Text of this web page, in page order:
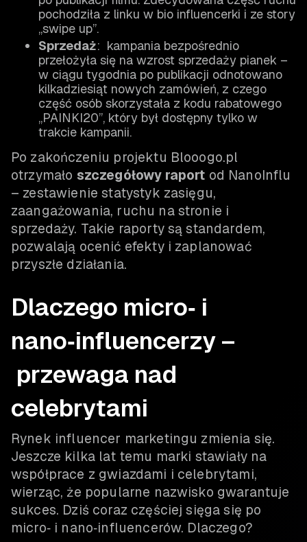
pochodziła z linku w bio influencerki i ze story
„swipe up”.
Sprzedaż: kampania bezpośrednio
przełożyła się na wzrost sprzedaży pianek –
w ciągu tygodnia po publikacji odnotowano
kilkadziesiąt nowych zamówień, z czego
część osób skorzystała z kodu rabatowego
„PAINKI20”, który był dostępny tylko w
trakcie kampanii.
Po zakończeniu projektu Blooogo.pl
otrzymało szczegółowy raport od NanoInflu
– zestawienie statystyk zasięgu,
zaangażowania, ruchu na stronie i
sprzedaży. Takie raporty są standardem,
pozwalają ocenić efekty i zaplanować
przyszłe działania.
Dlaczego micro‑ i
nano‑influencerzy –
przewaga nad
celebrytami
Rynek influencer marketingu zmienia się.
Jeszcze kilka lat temu marki stawiały na
współprace z gwiazdami i celebrytami,
wierząc, że popularne nazwisko gwarantuje
sukces. Dziś coraz częściej sięga się po
micro‑ i nano‑influencerów. Dlaczego?